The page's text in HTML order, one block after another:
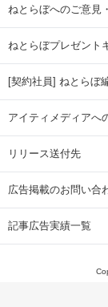
ねとらぼへのご意見
ねとらぼプレゼント
[契約社員] ねとらぼ
アイティメディアへ
リリース送付先
広告掲載のお問い合
記事広告実績一覧